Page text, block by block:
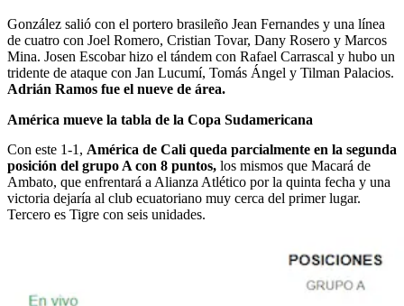
González salió con el portero brasileño Jean Fernandes y una línea
de cuatro con Joel Romero, Cristian Tovar, Dany Rosero y Marcos
Mina. Josen Escobar hizo el tándem con Rafael Carrascal y hubo un
tridente de ataque con Jan Lucumí, Tomás Ángel y Tilman Palacios.
Adrián Ramos fue el nueve de área.
América mueve la tabla de la Copa Sudamericana
Con este 1-1, América de Cali queda parcialmente en la segunda
posición del grupo A con 8 puntos, los mismos que Macará de
Ambato, que enfrentará a Alianza Atlético por la quinta fecha y una
victoria dejaría al club ecuatoriano muy cerca del primer lugar.
Tercero es Tigre con seis unidades.